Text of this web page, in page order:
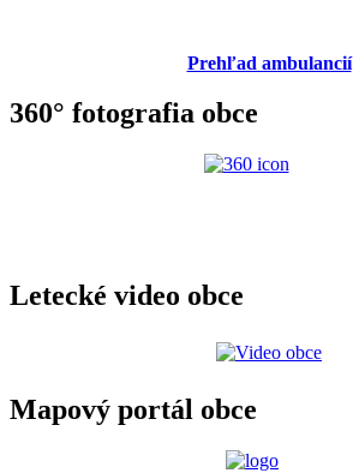
Prehľad ambulancií
360° fotografia obce
Letecké video obce
Mapový portál obce